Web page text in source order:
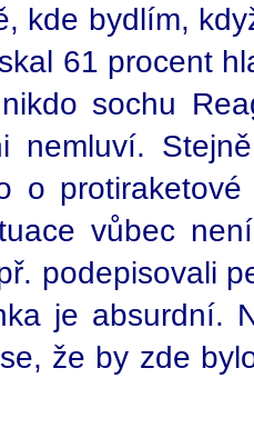
kde bydlím,
61 procent
sochu
nemluví.
o
vůbec
podepisovali
je absurdní.
že by zde